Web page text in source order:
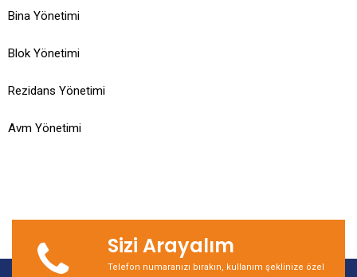
Bina Yönetimi
Blok Yönetimi
Rezidans Yönetimi
Avm Yönetimi
Sizi Arayalım
Telefon numaranızı bırakın, kullanım şeklinize özel